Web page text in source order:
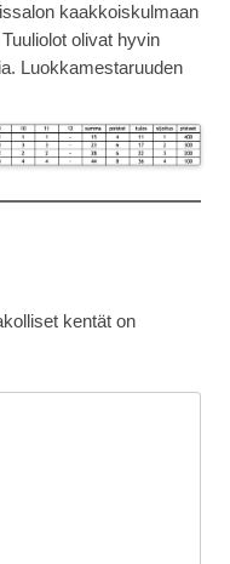
kaakkoiskulmaan
olivat hyvin
Luokkamestaruuden
kentät on